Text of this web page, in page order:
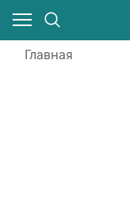
Главная